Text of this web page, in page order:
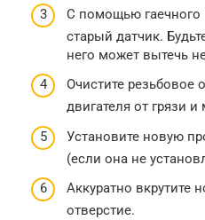
С помощью гаечного
старый датчик.
него может вытечь
Очистите резьбовое
двигателя от грязи и
Установите новую
(если она не
Аккуратно вкрутите
отверстие.